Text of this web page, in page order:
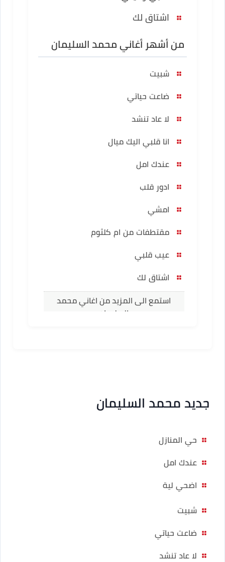
اشتاق لك
من أشهر أغاني محمد السليمان
شبيت
ضاعت حياتي
لا عاد تنشد
انا قلبي اليك ميال
عندك امل
ادور قلب
امشي
مقتطفات من ام كلثوم
عيب قلبي
اشتاق لك
استمع الى المزيد من اغاني محمد
السليمان
جديد محمد السليمان
حي المنازل
عندك امل
اضحي لية
شبيت
ضاعت حياتي
لا عاد تنشد